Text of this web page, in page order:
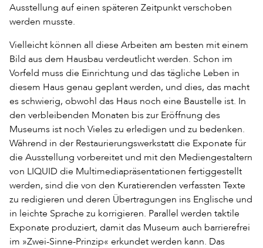
Ausstellung auf einen späteren Zeitpunkt verschoben
werden musste.
Vielleicht können all diese Arbeiten am besten mit einem
Bild aus dem Hausbau verdeutlicht werden. Schon im
Vorfeld muss die Einrichtung und das tägliche Leben in
diesem Haus genau geplant werden, und dies, das macht
es schwierig, obwohl das Haus noch eine Baustelle ist. In
den verbleibenden Monaten bis zur Eröffnung des
Museums ist noch Vieles zu erledigen und zu bedenken.
Während in der Restaurierungswerkstatt die Exponate für
die Ausstellung vorbereitet und mit den Mediengestaltern
von LIQUID die Multimediapräsentationen fertiggestellt
werden, sind die von den Kuratierenden verfassten Texte
zu redigieren und deren Übertragungen ins Englische und
in leichte Sprache zu korrigieren. Parallel werden taktile
Exponate produziert, damit das Museum auch barrierefrei
im »Zwei-Sinne-Prinzip« erkundet werden kann. Das